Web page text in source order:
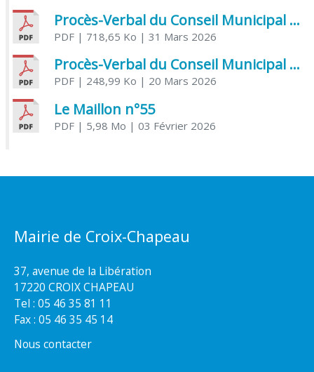
Procès-Verbal du Conseil Municipal du 31 mars 2026
PDF| 718,65 Ko | 31 Mars 2026
Procès-Verbal du Conseil Municipal du 20 mars 2026
PDF| 248,99 Ko | 20 Mars 2026
Le Maillon n°55
PDF| 5,98 Mo | 03 Février 2026
Mairie de Croix-Chapeau
37, avenue de la Libération
17220 CROIX CHAPEAU
Tel : 05 46 35 81 11
Fax : 05 46 35 45 14
Nous contacter